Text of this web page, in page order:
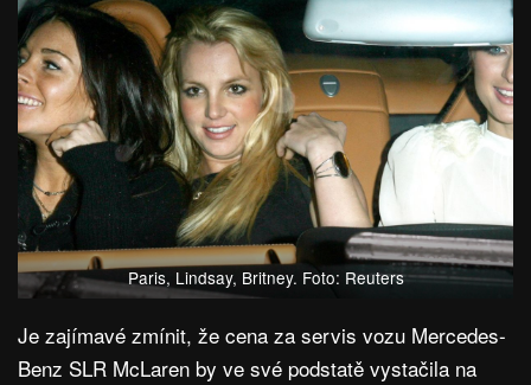
Paris, Lindsay, Britney. Foto: Reuters
Je zajímavé zmínit, že cena za servis vozu Mercedes-
Benz SLR McLaren by ve své podstatě vystačila na